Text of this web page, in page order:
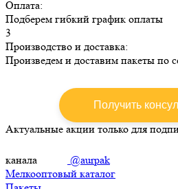
Оплата:
Подберем гибкий график оплаты
3
Производство и доставка:
Произведем и доставим пакеты по
Получить
Актуальные акции только для
канала
@aurpak
Мелкооптовый каталог